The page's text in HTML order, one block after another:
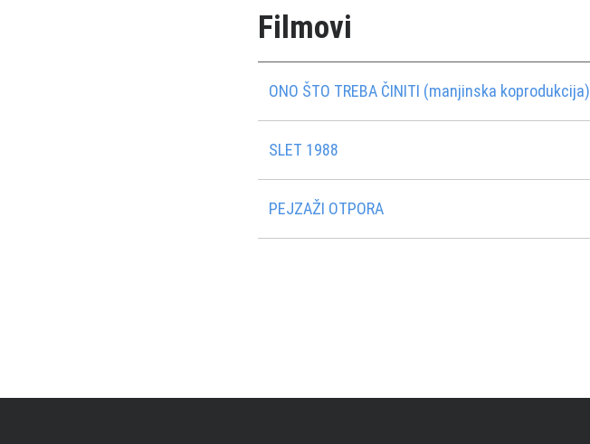
Filmovi
ONO ŠTO TREBA ČINITI (manjinska koprodukcija)
SLET 1988
PEJZAŽI OTPORA